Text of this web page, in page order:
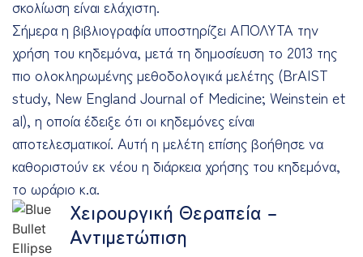
σκολίωση είναι ελάχιστη.
Σήμερα η βιβλιογραφία υποστηρίζει ΑΠΟΛΥΤΑ την
χρήση του κηδεμόνα, μετά τη δημοσίευση το 2013 της
πιο ολοκληρωμένης μεθοδολογικά μελέτης (BrAIST
study, New England Journal of Medicine; Weinstein et
al), η οποία έδειξε ότι οι κηδεμόνες είναι
αποτελεσματικοί. Αυτή η μελέτη επίσης βοήθησε να
καθοριστούν εκ νέου η διάρκεια χρήσης του κηδεμόνα,
το ωράριο κ.α.
Χειρουργική Θεραπεία –
Αντιμετώπιση